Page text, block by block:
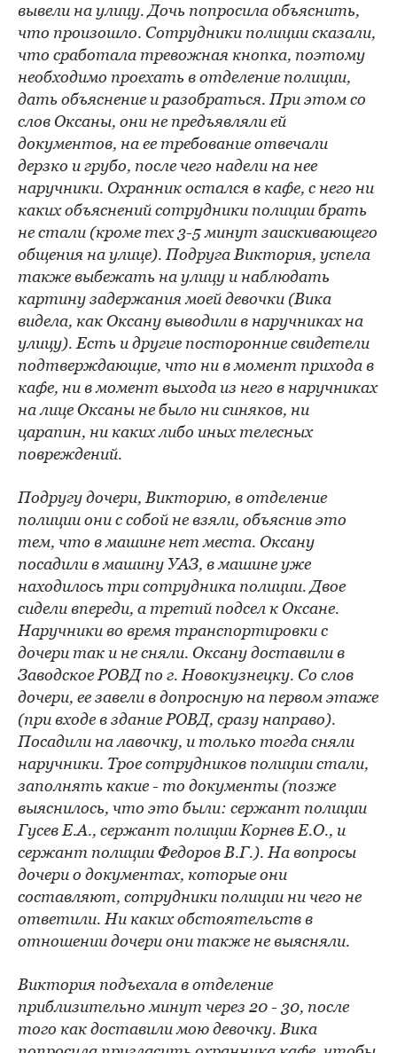
вывели на улицу. Дочь попросила объяснить,
что произошло. Сотрудники полиции сказали,
что сработала тревожная кнопка, поэтому
необходимо проехать в отделение полиции,
дать объяснение и разобраться. При этом со
слов Оксаны, они не предъявляли ей
документов, на ее требование отвечали
дерзко и грубо, после чего надели на нее
наручники. Охранник остался в кафе, с него ни
каких объяснений сотрудники полиции брать
не стали (кроме тех 3-5 минут заискивающего
общения на улице). Подруга Виктория, успела
также выбежать на улицу и наблюдать
картину задержания моей девочки (Вика
видела, как Оксану выводили в наручниках на
улицу). Есть и другие посторонние свидетели
подтверждающие, что ни в момент прихода в
кафе, ни в момент выхода из него в наручниках
на лице Оксаны не было ни синяков, ни
царапин, ни каких либо иных телесных
повреждений.
Подругу дочери, Викторию, в отделение
полиции они с собой не взяли, объяснив это
тем, что в машине нет места. Оксану
посадили в машину УАЗ, в машине уже
находилось три сотрудника полиции. Двое
сидели впереди, а третий подсел к Оксане.
Наручники во время транспортировки с
дочери так и не сняли. Оксану доставили в
Заводское РОВД по г. Новокузнецку. Со слов
дочери, ее завели в допросную на первом этаже
(при входе в здание РОВД, сразу направо).
Посадили на лавочку, и только тогда сняли
наручники. Трое сотрудников полиции стали,
заполнять какие - то документы (позже
выяснилось, что это были: сержант полиции
Гусев Е.А., сержант полиции Корнев Е.О., и
сержант полиции Федоров В.Г.). На вопросы
дочери о документах, которые они
составляют, сотрудники полиции ни чего не
ответили. Ни каких обстоятельств в
отношении дочери они также не выясняли.
Виктория подъехала в отделение
приблизительно минут через 20 - 30, после
того как доставили мою девочку. Вика